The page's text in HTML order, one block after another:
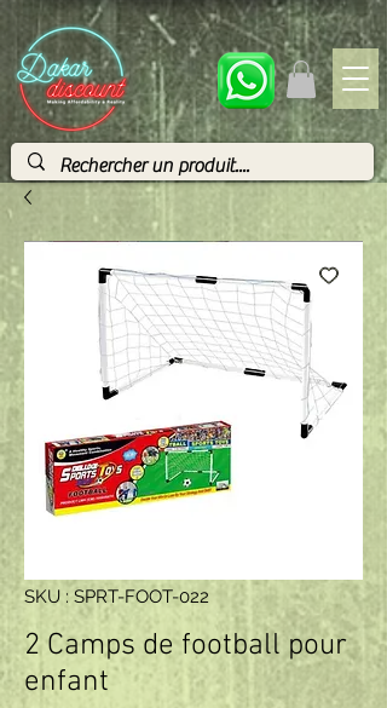
SKU : SPRT-FOOT-022
2 Camps de football pour
enfant